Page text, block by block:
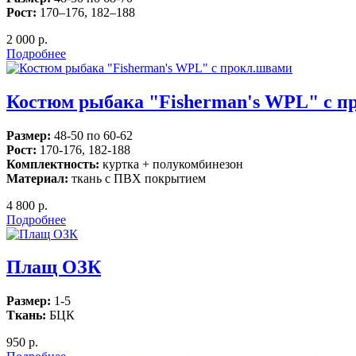
Рост: 170–176, 182–188
2 000 р.
Подробнее
Костюм рыбака "Fisherman's WPL" с
Размер: 48-50 по 60-62
Рост: 170-176, 182-188
Комплектность: куртка + полукомбинезон
Материал: ткань с ПВХ покрытием
4 800 р.
Подробнее
Плащ ОЗК
Размер: 1-5
Ткань: БЦК
950 р.